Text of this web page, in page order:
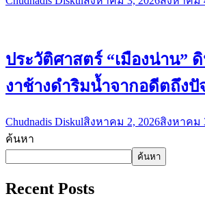
ประวัติศาสตร์ “เมืองน่าน”
งาช้างดำริมน้ำจากอดีตถึงปั
Chudnadis Diskulสิงหาคม 2, 2026สิงหาคม
ค้นหา
ค้นหา
Recent Posts